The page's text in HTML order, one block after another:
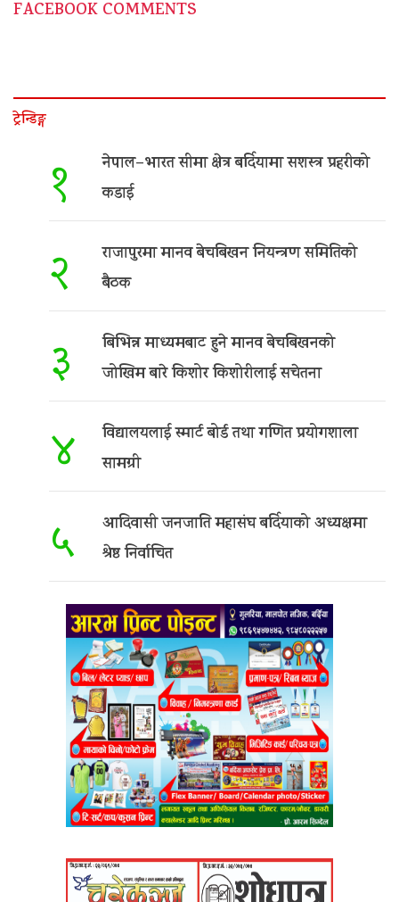
FACEBOOK COMMENTS
ट्रेन्डिङ्ग
१ नेपाल–भारत सीमा क्षेत्र बर्दियामा सशस्त्र प्रहरीको
कडाई
२ राजापुरमा मानव बेचबिखन नियन्त्रण समितिको
बैठक
३ बिभिन्न माध्यमबाट हुने मानव बेचबिखनको
जोखिम बारे किशोर किशोरीलाई सचेतना
४ विद्यालयलाई स्मार्ट बोर्ड तथा गणित प्रयोगशाला
सामग्री
५ आदिवासी जनजाति महासंघ बर्दियाको अध्यक्षमा
श्रेष्ठ निर्वाचित